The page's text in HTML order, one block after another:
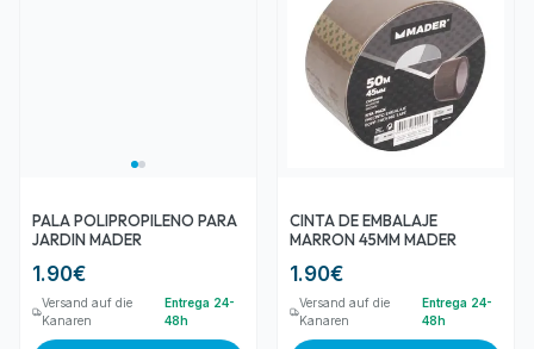
PALA POLIPROPILENO PARA
JARDIN MADER
1.90€
Versand auf die
Kanaren
Entrega 24-
48h
CINTA DE EMBALAJE
MARRON 45MM MADER
1.90€
Versand auf die
Kanaren
Entrega 24-
48h